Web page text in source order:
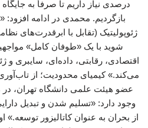
بازگردیم. محمدی در ادامه
ژئوپولیتیک (تقابل با ابرقدرت‌های
اقتصادی، رقابتی، داده‌ای، سایبری و
می‌کند.» کیمیای محدودیت؛ از تاب‌آوری
عضو هیئت علمی دانشگاه تهران، در
وجود دارد: «تسلیم شدن و تبدیل
از بحران به عنوان کاتالیزور توسعه.»